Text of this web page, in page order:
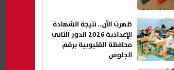
ظهرت الآن.. نتيجة الشهادة
الإعدادية 2026 الدور الثاني
محافظة القليوبية برقم
الجلوس